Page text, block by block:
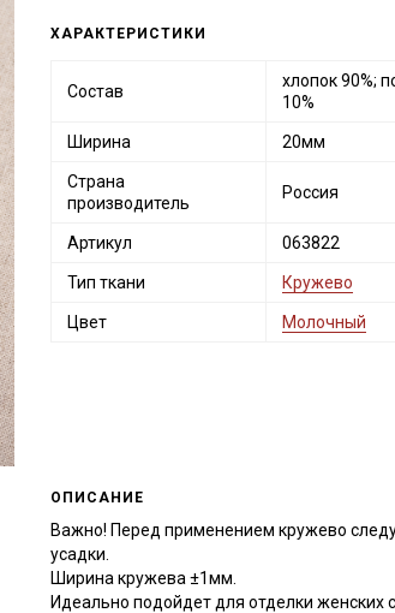
ХАРАКТЕРИСТИКИ
Состав
хлопок 90%;
10%
Ширина 20мм
Страна
производитель
Россия
Артикул 063822
Тип ткани Кружево
Цвет Молочный
ОПИСАНИЕ
Важно! Перед применением кружево
усадки.
Ширина кружева ±1мм.
Идеально подойдет для отделки женских